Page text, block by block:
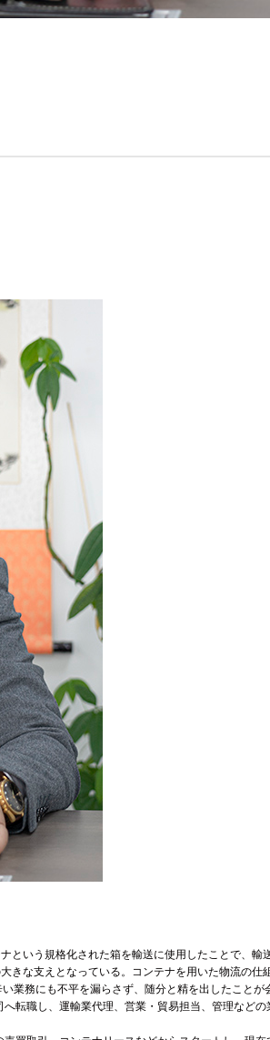
という規格化された箱を輸送に使用したことで、輸
きな支えとなっている。コンテナを用いた物流の仕
業務にも不平を漏らさず、随分と精を出したことが
転職し、運輸業代理、営業・貿易担当、管理などの